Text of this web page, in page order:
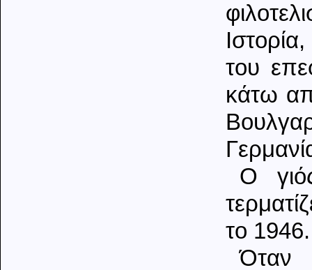
του
κάτω
Ο
το 1946.
Όταν